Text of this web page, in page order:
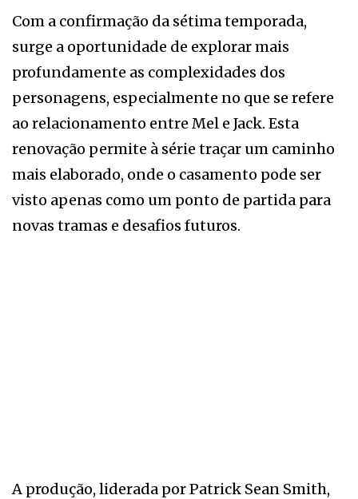
Com a confirmação da sétima temporada,
surge a oportunidade de explorar mais
profundamente as complexidades dos
personagens, especialmente no que se refere
ao relacionamento entre Mel e Jack. Esta
renovação permite à série traçar um caminho
mais elaborado, onde o casamento pode ser
visto apenas como um ponto de partida para
novas tramas e desafios futuros.
A produção, liderada por Patrick Sean Smith,